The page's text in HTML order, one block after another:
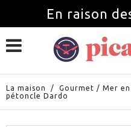
En raison
commandes
La maison / Gourmet / Mer
pétoncle Dardo